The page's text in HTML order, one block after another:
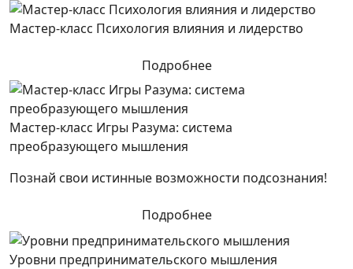
Мастер-класс Психология влияния и лидерство
Подробнее
Мастер-класс Игры Разума: система
преобразующего мышления
Познай свои истинные возможности подсознания!
Подробнее
Уровни предпринимательского мышления